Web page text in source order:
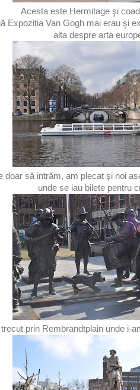
Acesta este Hermitage şi
Expoziția Van Gogh mai erau şi
alta despre arta
doar să intrăm, am plecat şi noi
unde se iau bilete pentru
prin Rembrandtplain unde i-